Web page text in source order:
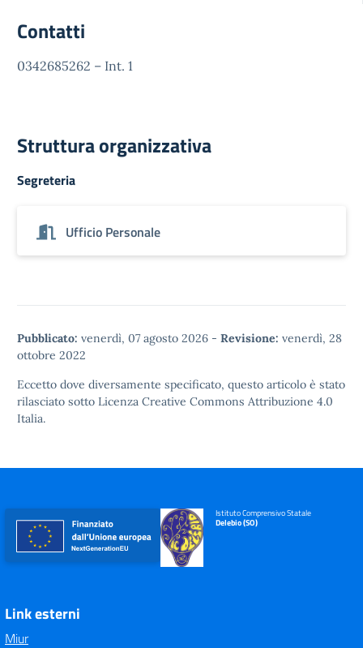
Contatti
0342685262 – Int. 1
Struttura organizzativa
Segreteria
Ufficio Personale
Pubblicato: venerdì, 07 agosto 2026 - Revisione: venerdì, 28
ottobre 2022
Eccetto dove diversamente specificato, questo articolo è stato
rilasciato sotto Licenza Creative Commons Attribuzione 4.0
Italia.
Istituto Comprensivo Statale
Delebio (SO)
Link esterni
Miur